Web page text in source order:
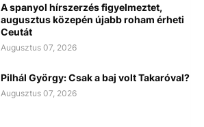
A spanyol hírszerzés figyelmeztet,
augusztus közepén újabb roham érheti
Ceutát
Augusztus 07, 2026
Pilhál György: Csak a baj volt Takaróval?
Augusztus 07, 2026